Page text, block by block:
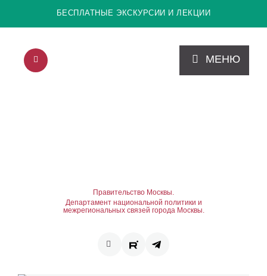
БЕСПЛАТНЫЕ ЭКСКУРСИИ И ЛЕКЦИИ
МЕНЮ
Правительство Москвы.
Департамент национальной политики и
межрегиональных связей города Москвы.